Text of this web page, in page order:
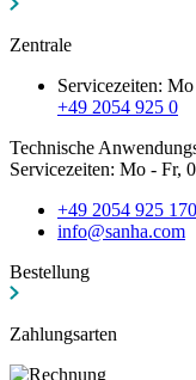
Zentrale
Servicezeiten:
+49 2054 925 0
Technische
Servicezeiten: Mo - Fr,
+49 2054 925 170
info@sanha.com
Bestellung
Zahlungsarten